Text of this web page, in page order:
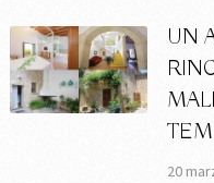
UN
TEM
20